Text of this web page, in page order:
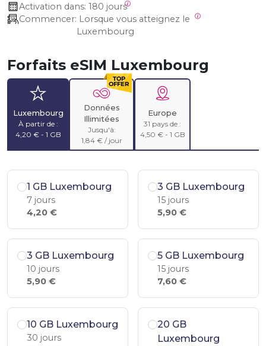
Activation dans: 180 jours
Commencer:
Luxembourg
Forfaits eSIM Luxembourg
Luxembourg
À partir de :
4,20 € - 1 GB
Données
Illimitées
Jusqu'à:
1,84 € / jour
Europe
31 pays de :
4,50 € - 1 GB
1 GB Luxembourg
7 jours
4,20 €
3 GB Luxembourg
15 jours
5,90 €
3 GB Luxembourg
10 jours
5,90 €
5 GB Luxembourg
15 jours
7,60 €
10 GB Luxembourg
30 jours
20 GB
Luxembourg